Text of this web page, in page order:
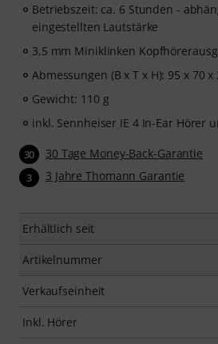
Betriebszeit: ca. 6 Stunden -
eingestellten Lautstärke
3,5 mm Miniklinken
Abmessungen (B x T x H): 95 x 70 x
Gewicht: 110 g
inkl. Sennheiser IE 4 In-Ear Hörer
30 30 Tage Money-Back-Garantie
3 3 Jahre Thomann Garantie
Erhältlich seit
Artikelnummer
Verkaufseinheit
Inkl. Hörer